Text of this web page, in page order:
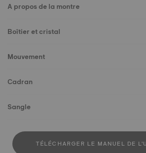
A propos de la montre
Boîtier et cristal
Mouvement
Cadran
Sangle
TÉLÉCHARGER LE MANUEL DE